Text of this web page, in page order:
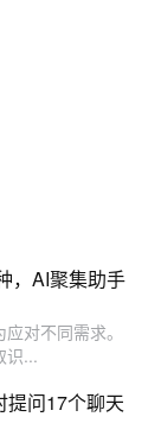
，AI聚集助手
对不同需求。
识...
提问17个聊天